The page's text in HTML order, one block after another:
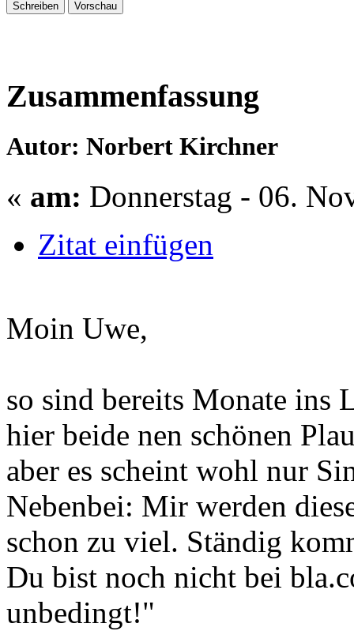
Zusammenfassung
Autor: Norbert Kirchner
« am: Donnerstag - 06.
Zitat einfügen
Moin Uwe,
so sind bereits Monate ins
hier beide nen schönen
aber es scheint wohl nur
Nebenbei: Mir werden
schon zu viel. Ständig
Du bist noch nicht bei
unbedingt!"